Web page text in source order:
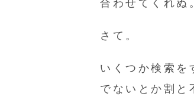
合わせてくれぬ
さて。
いくつか検索を
でないとか割と